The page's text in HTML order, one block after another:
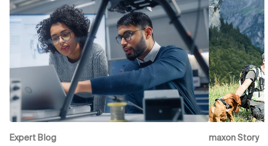
Expert Blog maxon Story